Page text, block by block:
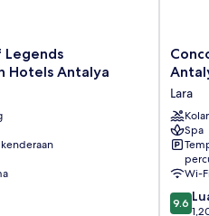
Legends
Hotels Antalya
De
Resort
Lara
Antalya
-
Prive
Ultra
All
Lara
Spa
Wi-
9.6
9.6